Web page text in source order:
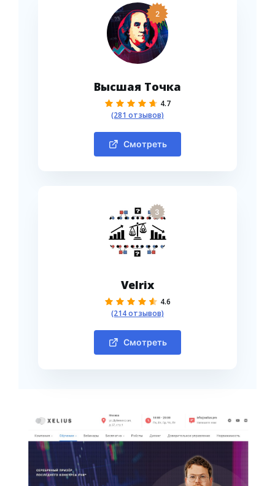
2
Высшая Точка
4.7
(281 отзывов)
Смотреть
3
Velrix
4.6
(214 отзывов)
Смотреть